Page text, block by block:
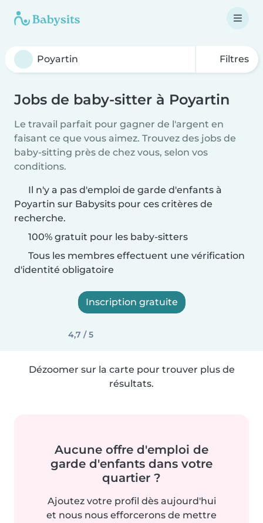
Filtres
Jobs de baby-sitter à Poyartin
Le travail parfait pour gagner de l'argent en
faisant ce que vous aimez. Trouvez des jobs de
baby-sitting près de chez vous, selon vos
conditions.
Il n'y a pas d'emploi de garde d'enfants à
Poyartin sur Babysits pour ces critères de
recherche.
100% gratuit pour les baby-sitters
Tous les membres effectuent une vérification
d'identité obligatoire
Inscription gratuite
4,7 / 5
Dézoomer sur la carte pour trouver plus de
résultats.
Aucune offre d'emploi de
garde d'enfants dans votre
quartier ?
Ajoutez votre profil dès aujourd'hui
et nous nous efforcerons de mettre